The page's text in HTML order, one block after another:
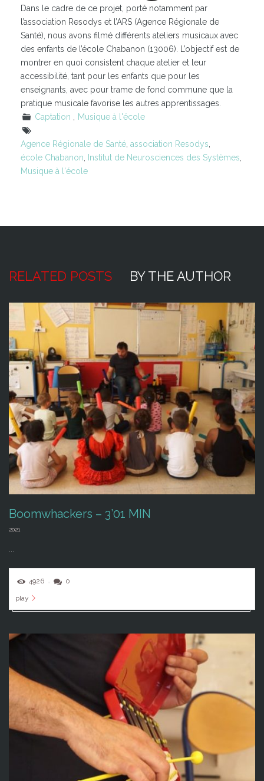
Dans le cadre de ce projet, porté notamment par
l’association Resodys et l’ARS (Agence Régionale de
Santé), nous avons filmé différents ateliers musicaux avec
des enfants de l’école Chabanon (13006). L’objectif est de
montrer en quoi consistent chaque atelier et leur
accessibilité, tant pour les enfants que pour les
enseignants, avec pour trame de fond commune que la
pratique musicale favorise les autres apprentissages.
Captation
Musique à l'école
Agence Régionale de Santé association Resodys
école Chabanon Institut de Neurosciences des Systèmes
Musique à l'école
RELATED POSTS BY THE AUTHOR
Boomwhackers – 3’01 MIN
2021
4926 0
play